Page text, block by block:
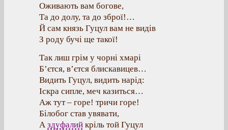
Оживають вам богове,
Та до долу, та до зброї!…
Й сам князь Гуцул вам не видів
З роду бучі ще такої!
Так лиш грім у чорні хмарі
Б’єтся, в’єтся блискавицев…
Видить Гуцул, видить нарід:
Іскра сипле, меч казиться…
Аж тут – горе! тричи горе!
Білобог став увявати,
А здуфалий кріль той Гуцул